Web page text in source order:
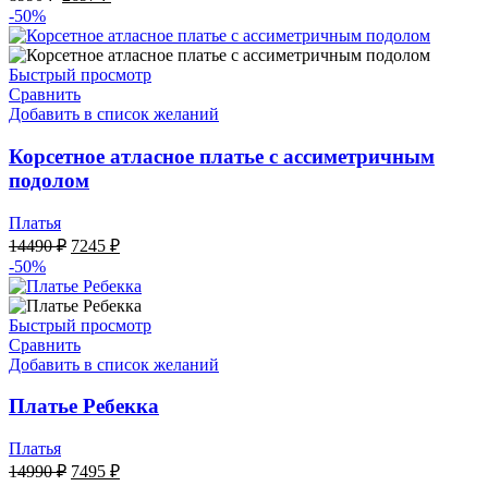
составляла
8990 ₽.
2697 ₽.
-50%
Быстрый просмотр
Сравнить
Добавить в список желаний
Корсетное атласное платье с ассиметричным
подолом
Платья
14490₽ Первоначальная
составляла
14490 ₽.
7245 ₽Текущая
7245 ₽.
-50%
Быстрый просмотр
Сравнить
Добавить в список желаний
Платье Ребекка
Платья
14990₽ Первоначальная
7495 ₽Текущая